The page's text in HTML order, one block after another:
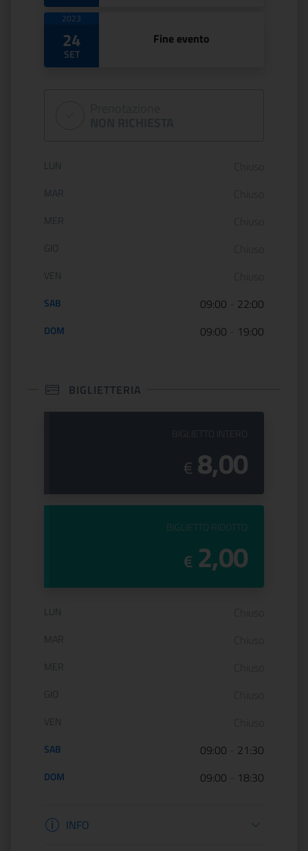
2023
24
SET
Fine evento
Orario di apertura:
LUN
MAR
MER
GIO
VEN
SAB 09:00 22:00
DOM 09:00 19:00
BIGLIETTERIA
€ 8,00
PREZZO DEL
BIGLIETTO RIDOTTO
€ 2,00
Orario di apertura:
LUN
MAR
MER
GIO
VEN
SAB 09:00 21:30
DOM 09:00 18:30
Informazioni biglietteria
INFO